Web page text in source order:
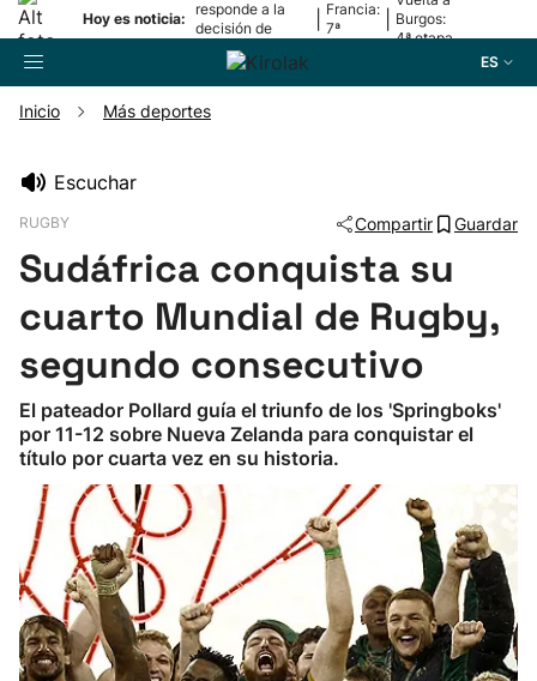
Hoy es noticia:
responde a la
decisión de
Oriamendi
Francia:
7ª
Burgos:
4ª etapa
ES
Pelota
Remo
Baloncesto
Ciclismo
Herri-kirolak
Balonmano
Inicio Más deportes
Escuchar
RUGBY Compartir Guardar
Sudáfrica conquista su
cuarto Mundial de Rugby,
segundo consecutivo
El pateador Pollard guía el triunfo de los 'Springboks'
por 11-12 sobre Nueva Zelanda para conquistar el
título por cuarta vez en su historia.